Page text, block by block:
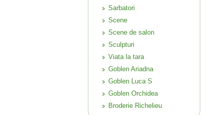
Sarbatori
Scene
Scene de salon
Sculpturi
Viata la tara
Goblen Ariadna
Goblen Luca S
Goblen Orchidea
Broderie Richelieu